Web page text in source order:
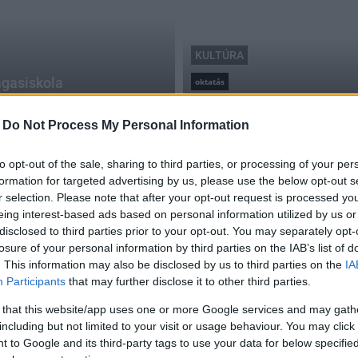
Do Not Process My Personal Information
opt-out of the sale, sharing to third parties, or processing of your
for targeted advertising by us, please use the below opt-out
selection. Please note that after your opt-out request is processed
interest-based ads based on personal information utilized by us
to third parties prior to your opt-out. You may separately
of your personal information by third parties on the IAB’s list of
This information may also be disclosed by us to third parties on the
Participants that may further disclose it to other third parties.
that this website/app uses one or more Google services and may
but not limited to your visit or usage behaviour. You may
to Google and its third-party tags to use your data for below
KULTÚRA
oktatás
Idén is várják a
2017.05.29
Elkezdődött a Szekszárdi Magasiskola
2021.07.14
Helyi hírek